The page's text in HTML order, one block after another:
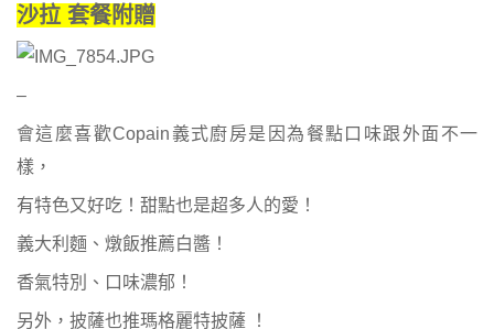
沙拉 套餐附贈
–
會這麼喜歡Copain義式廚房是因為餐點口味跟外面不一
樣，
有特色又好吃！甜點也是超多人的愛！
義大利麵、燉飯推薦白醬！
香氣特別、口味濃郁！
另外，披薩也推瑪格麗特披薩 ！